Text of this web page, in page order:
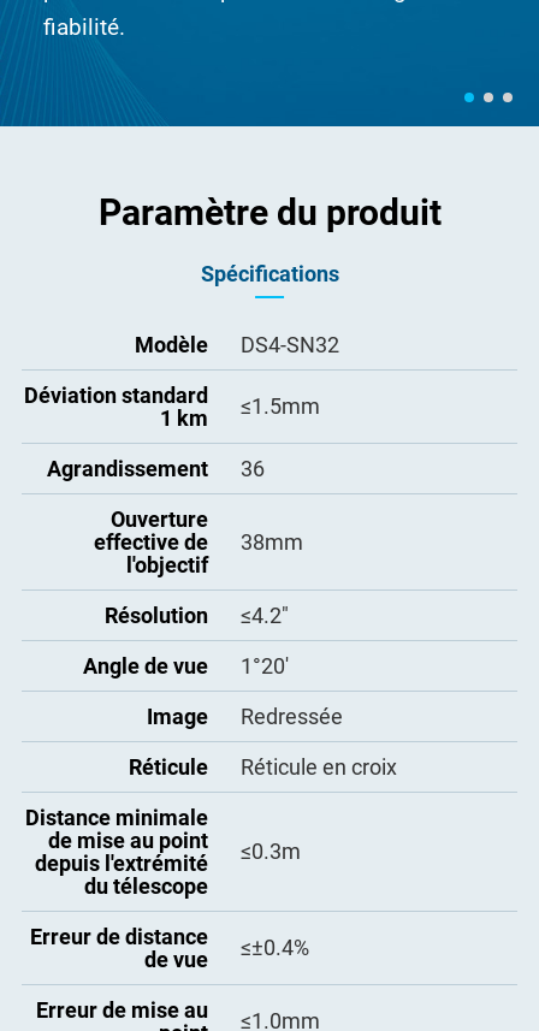
fiabilité.
Paramètre du produit
Spécifications
Modèle
DS4-SN32
Déviation standard
1 km
≤1.5mm
Agrandissement
36
Ouverture
effective de
l'objectif
38mm
Résolution
≤4.2″
Angle de vue
1°20′
Image
Redressée
Réticule
Réticule en croix
Distance minimale
de mise au point
depuis l'extrémité
du télescope
≤0.3m
Erreur de distance
de vue
≤±0.4%
Erreur de mise au
≤1.0mm